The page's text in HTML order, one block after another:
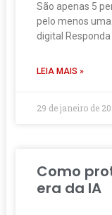
São apenas 5
pelo menos uma.
digital
LEIA MAIS »
29 de janeiro de
Como
era da IA